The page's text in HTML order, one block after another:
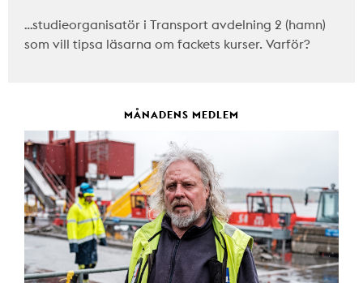
…studieorganisatör i Transport avdelning 2 (hamn)
som vill tipsa läsarna om fackets kurser. Varför?
MÅNADENS MEDLEM